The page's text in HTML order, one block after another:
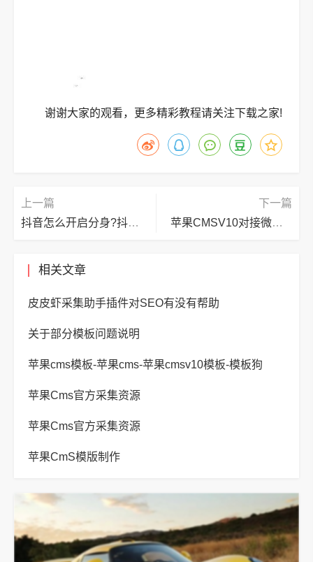
谢谢大家的观看，更多精彩教程请关注下载之家!
上一篇
抖音怎么开启分身?抖音开启分身教程
下一篇
苹果CMSV10对接微信公众号教程
相关文章
皮皮虾采集助手插件对SEO有没有帮助
关于部分模板问题说明
苹果cms模板-苹果cms-苹果cmsv10模板-模板狗
苹果Cms官方采集资源
苹果Cms官方采集资源
苹果CmS模版制作